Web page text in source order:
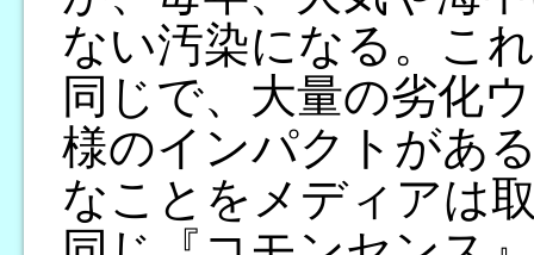
ない汚染になる。こ
同じで、大量の劣化
様のインパクトがあ
なことをメディアは